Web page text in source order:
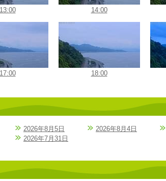
13:00 14:00
17:00 18:00
2026年8月5日 2026年8月4日
2026年7月31日